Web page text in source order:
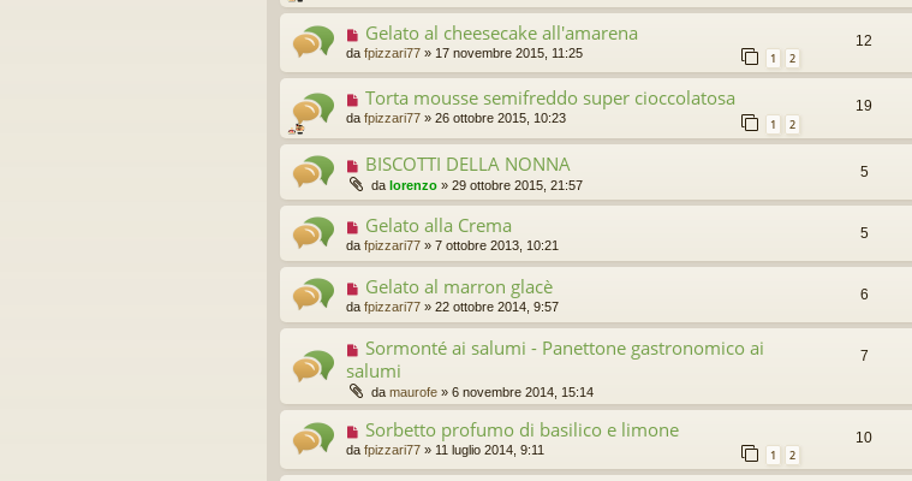
Gelato al cheesecake all'amarena
da fpizzari77 » 17 novembre 2015, 11:25 1 2
12
Torta mousse semifreddo super cioccolatosa
da fpizzari77 » 26 ottobre 2015, 10:23 1 2
19
BISCOTTI DELLA NONNA
da lorenzo » 29 ottobre 2015, 21:57
5
Gelato alla Crema
da fpizzari77 » 7 ottobre 2013, 10:21
5
Gelato al marron glacè
da fpizzari77 » 22 ottobre 2014, 9:57
6
Sormonté ai salumi - Panettone gastronomico ai
salumi
da maurofe » 6 novembre 2014, 15:14
7
Sorbetto profumo di basilico e limone
da fpizzari77 » 11 luglio 2014, 9:11 1 2
10